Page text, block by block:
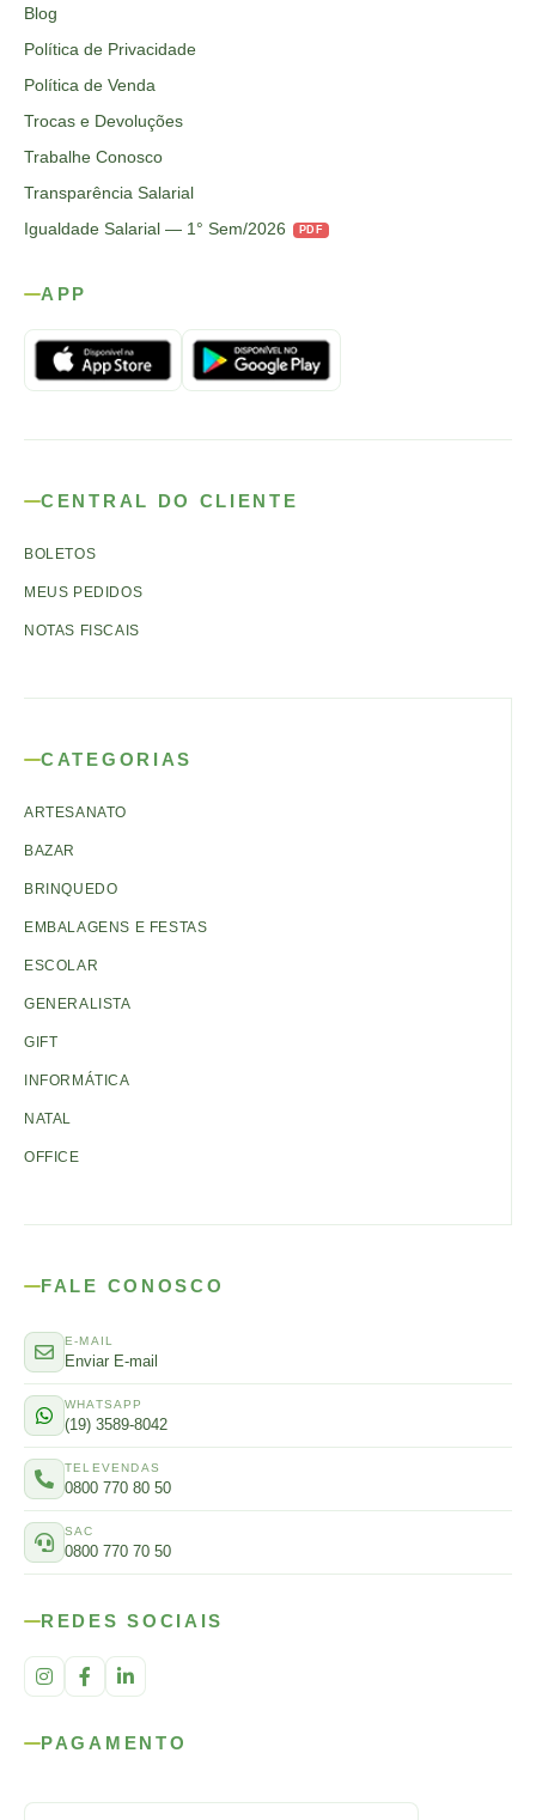
Blog
Política de Privacidade
Política de Venda
Trocas e Devoluções
Trabalhe Conosco
Transparência Salarial
Igualdade Salarial — 1° Sem/2026
PDF
APP
CENTRAL DO CLIENTE
BOLETOS
MEUS PEDIDOS
NOTAS FISCAIS
CATEGORIAS
ARTESANATO
BAZAR
BRINQUEDO
EMBALAGENS E FESTAS
ESCOLAR
GENERALISTA
GIFT
INFORMÁTICA
NATAL
OFFICE
FALE CONOSCO
E-MAIL
Enviar E-mail
WHATSAPP
(19) 3589-8042
TELEVENDAS
0800 770 80 50
SAC
0800 770 70 50
REDES SOCIAIS
PAGAMENTO